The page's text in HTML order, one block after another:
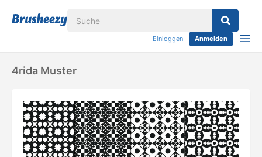
Einloggen Anmelden
4rida Muster